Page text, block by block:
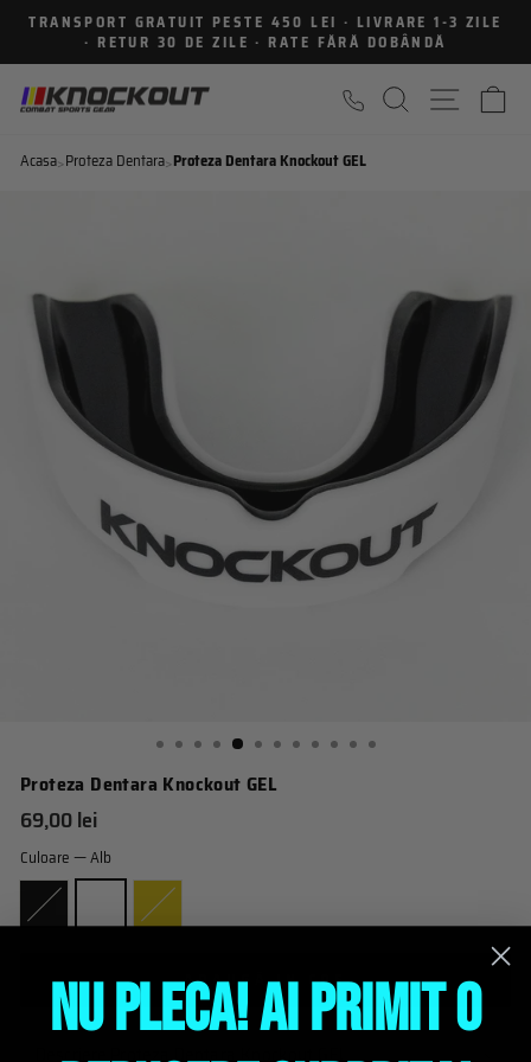
Sari
continut
Intrerupe
TRANSPORT GRATUIT PESTE 450 LEI · LIVRARE 1-3 ZILE
· RETUR 30 DE ZILE · RATE FĂRĂ DOBÂNDĂ
CAUTARE
Acasa>Proteza Dentara>Proteza Dentara Knockout GEL
Proteza Dentara Knockout GEL
Pret
obisnuit
69,00 lei
Culoare—Alb
ADAUGĂ IN COŞ
Descriere Proteza Dentara Knockout GEL
NU PLECA! AI PRIMIT O